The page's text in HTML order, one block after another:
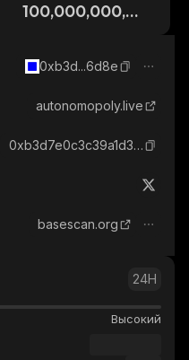
100,000,000,00
0xb3d...6d8e
autonomopoly.live
0xb3d7e0c3c39a1d3f1b304663065a2f83ddf56d8e_base
basescan.org
24H
Высокий